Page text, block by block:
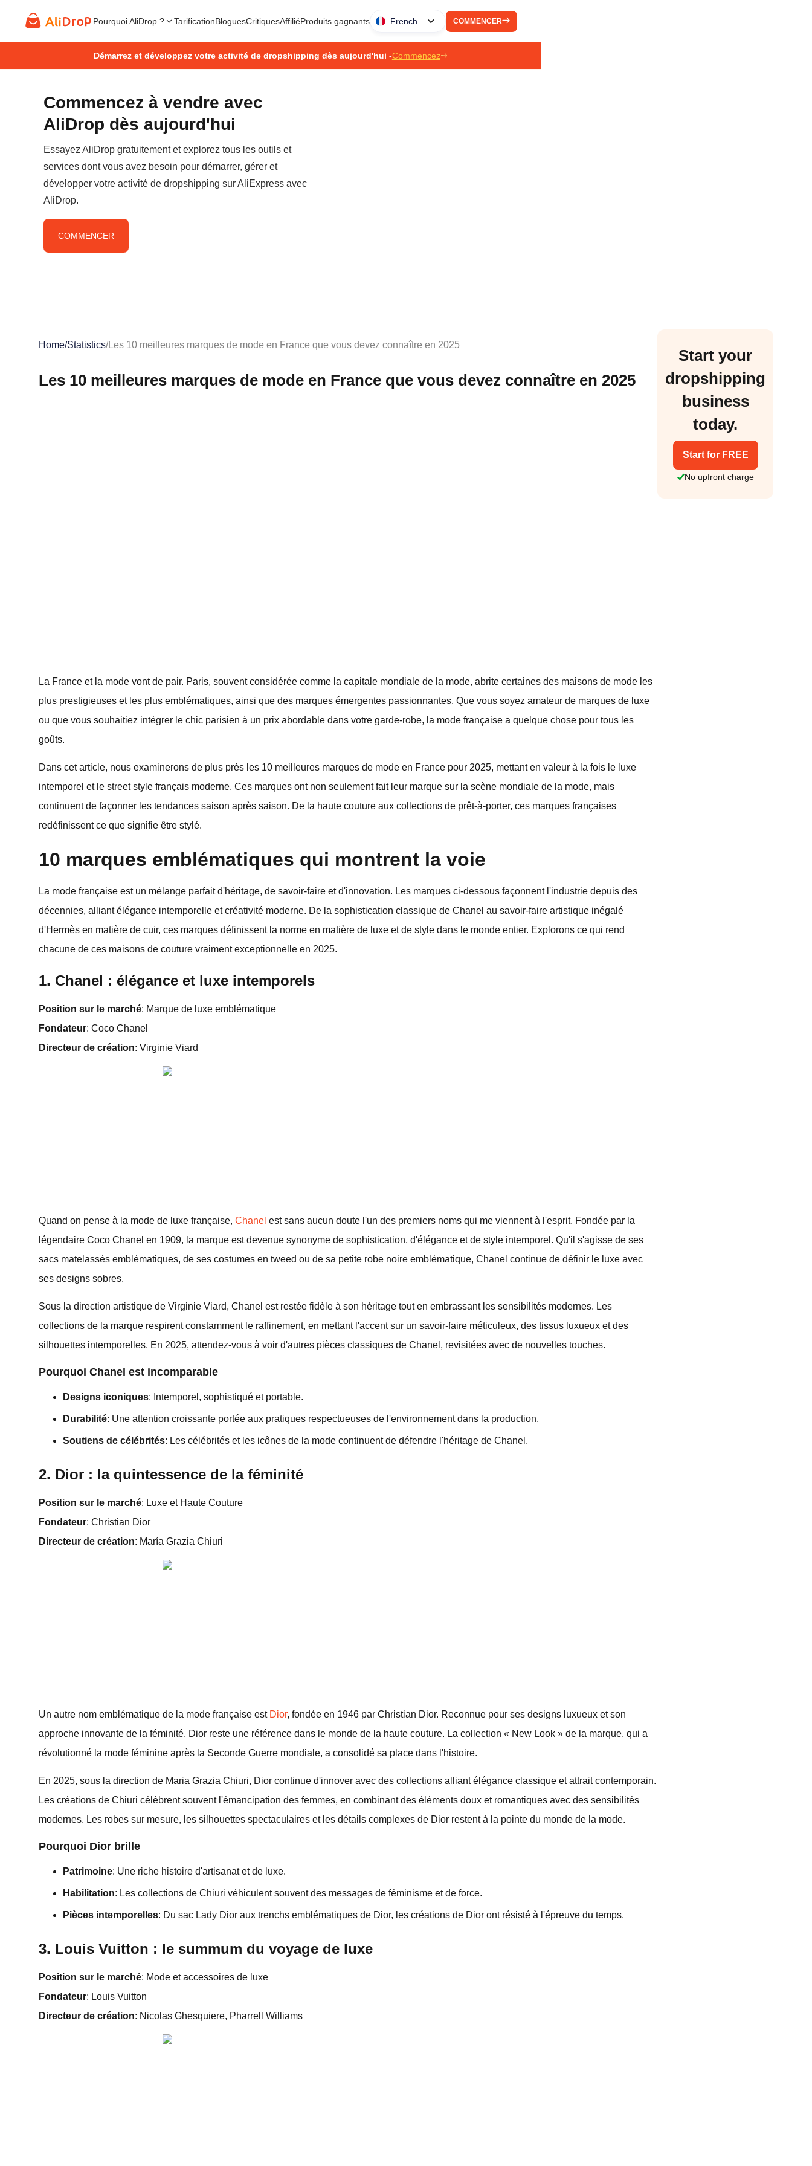
Pourquoi AliDrop ? TarificationBloguesCritiquesAffiliéProduits gagnants French COMMENCER
Démarrez et développez votre activité de dropshipping dès aujourd'hui -Commencez
Commencez à vendre avec
AliDrop dès aujourd'hui
Essayez AliDrop gratuitement et explorez tous les outils et
services dont vous avez besoin pour démarrer, gérer et
développer votre activité de dropshipping sur AliExpress avec
AliDrop.
COMMENCER
Home/Statistics/Les 10 meilleures marques de mode en France que vous devez connaître en 2025
Les 10 meilleures marques de mode en France que vous devez connaître en 2025
La France et la mode vont de pair. Paris, souvent considérée comme la capitale mondiale de la mode, abrite certaines des maisons de mode les
plus prestigieuses et les plus emblématiques, ainsi que des marques émergentes passionnantes. Que vous soyez amateur de marques de luxe
ou que vous souhaitiez intégrer le chic parisien à un prix abordable dans votre garde-robe, la mode française a quelque chose pour tous les
goûts.
Dans cet article, nous examinerons de plus près les 10 meilleures marques de mode en France pour 2025, mettant en valeur à la fois le luxe
intemporel et le street style français moderne. Ces marques ont non seulement fait leur marque sur la scène mondiale de la mode, mais
continuent de façonner les tendances saison après saison. De la haute couture aux collections de prêt-à-porter, ces marques françaises
redéfinissent ce que signifie être stylé.
10 marques emblématiques qui montrent la voie
La mode française est un mélange parfait d'héritage, de savoir-faire et d'innovation. Les marques ci-dessous façonnent l'industrie depuis des
décennies, alliant élégance intemporelle et créativité moderne. De la sophistication classique de Chanel au savoir-faire artistique inégalé
d'Hermès en matière de cuir, ces marques définissent la norme en matière de luxe et de style dans le monde entier. Explorons ce qui rend
chacune de ces maisons de couture vraiment exceptionnelle en 2025.
1. Chanel : élégance et luxe intemporels
Position sur le marché: Marque de luxe emblématique
Fondateur: Coco Chanel
Directeur de création: Virginie Viard
Quand on pense à la mode de luxe française, Chanel est sans aucun doute l'un des premiers noms qui me viennent à l'esprit. Fondée par la
légendaire Coco Chanel en 1909, la marque est devenue synonyme de sophistication, d'élégance et de style intemporel. Qu'il s'agisse de ses
sacs matelassés emblématiques, de ses costumes en tweed ou de sa petite robe noire emblématique, Chanel continue de définir le luxe avec
ses designs sobres.
Sous la direction artistique de Virginie Viard, Chanel est restée fidèle à son héritage tout en embrassant les sensibilités modernes. Les
collections de la marque respirent constamment le raffinement, en mettant l'accent sur un savoir-faire méticuleux, des tissus luxueux et des
silhouettes intemporelles. En 2025, attendez-vous à voir d'autres pièces classiques de Chanel, revisitées avec de nouvelles touches.
Pourquoi Chanel est incomparable
Designs iconiques: Intemporel, sophistiqué et portable.
Durabilité: Une attention croissante portée aux pratiques respectueuses de l'environnement dans la production.
Soutiens de célébrités: Les célébrités et les icônes de la mode continuent de défendre l'héritage de Chanel.
2. Dior : la quintessence de la féminité
Position sur le marché: Luxe et Haute Couture
Fondateur: Christian Dior
Directeur de création: María Grazia Chiuri
Un autre nom emblématique de la mode française est Dior, fondée en 1946 par Christian Dior. Reconnue pour ses designs luxueux et son
approche innovante de la féminité, Dior reste une référence dans le monde de la haute couture. La collection « New Look » de la marque, qui a
révolutionné la mode féminine après la Seconde Guerre mondiale, a consolidé sa place dans l'histoire.
En 2025, sous la direction de Maria Grazia Chiuri, Dior continue d'innover avec des collections alliant élégance classique et attrait contemporain.
Les créations de Chiuri célèbrent souvent l'émancipation des femmes, en combinant des éléments doux et romantiques avec des sensibilités
modernes. Les robes sur mesure, les silhouettes spectaculaires et les détails complexes de Dior restent à la pointe du monde de la mode.
Pourquoi Dior brille
Patrimoine: Une riche histoire d'artisanat et de luxe.
Habilitation: Les collections de Chiuri véhiculent souvent des messages de féminisme et de force.
Pièces intemporelles: Du sac Lady Dior aux trenchs emblématiques de Dior, les créations de Dior ont résisté à l'épreuve du temps.
3. Louis Vuitton : le summum du voyage de luxe
Position sur le marché: Mode et accessoires de luxe
Fondateur: Louis Vuitton
Directeur de création: Nicolas Ghesquiere, Pharrell Williams
Start your
dropshipping
business
today.
Start for FREE
No upfront charge